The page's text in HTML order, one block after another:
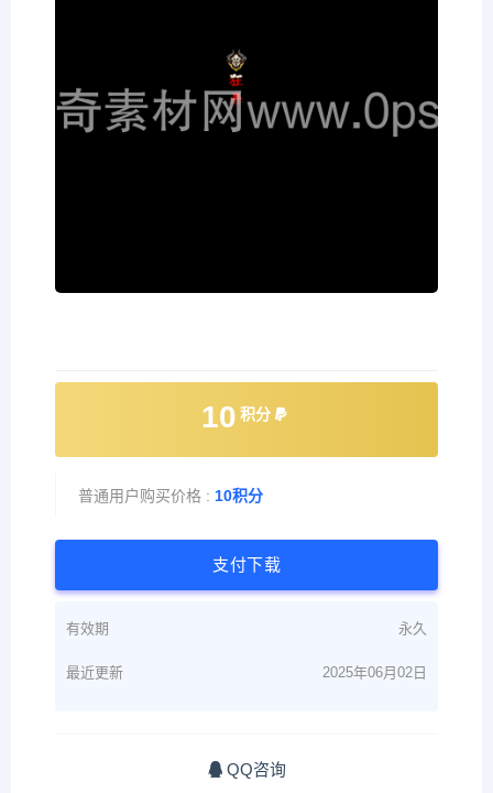
10 积分
普通用户购买价格 : 10积分
支付下载
有效期 永久
最近更新 2025年06月02日
QQ咨询